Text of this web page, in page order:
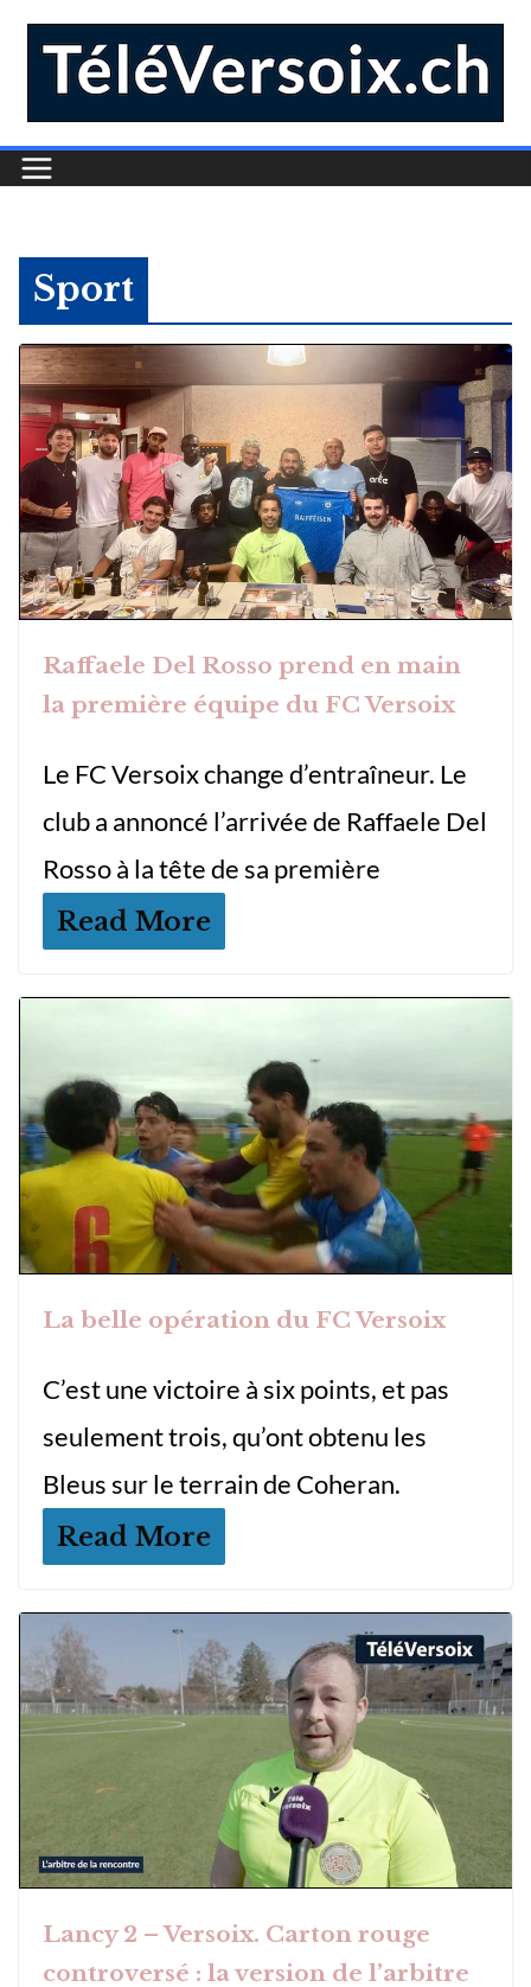
Sport
Raffaele Del Rosso prend en main
la première équipe du FC Versoix
Le FC Versoix change d’entraîneur. Le
club a annoncé l’arrivée de Raffaele Del
Rosso à la tête de sa première
Read More
La belle opération du FC Versoix
C’est une victoire à six points, et pas
seulement trois, qu’ont obtenu les
Bleus sur le terrain de Coheran.
Read More
Lancy 2 – Versoix. Carton rouge
controversé : la version de l’arbitre